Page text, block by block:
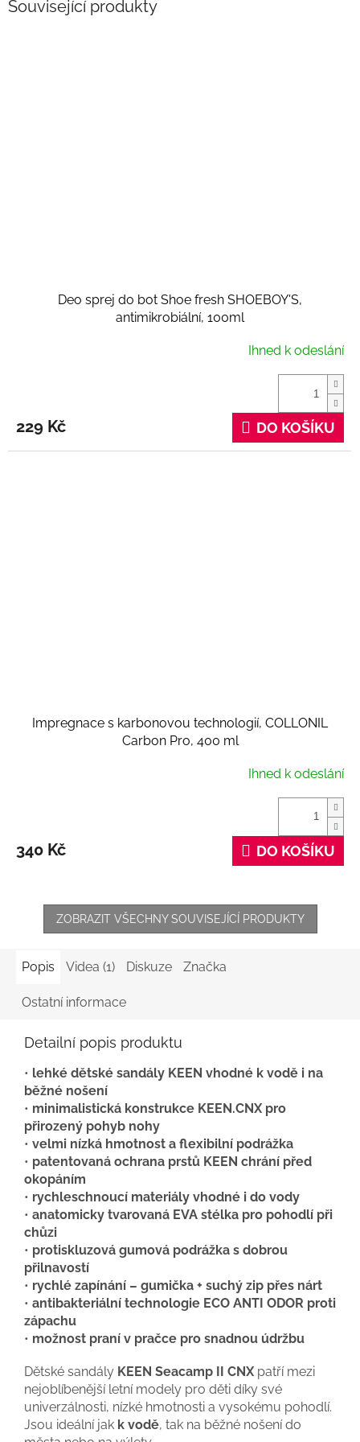
Související produkty
Deo sprej do bot Shoe fresh SHOEBOY'S,
antimikrobiální, 100ml
Ihned k odeslání
229 Kč DO KOŠÍKU
Impregnace s karbonovou technologií, COLLONIL
Carbon Pro, 400 ml
Ihned k odeslání
340 Kč DO KOŠÍKU
ZOBRAZIT VŠECHNY SOUVISEJÍCÍ PRODUKTY
Popis Videa (1) Diskuze Značka
Ostatní informace
Detailní popis produktu
• lehké dětské sandály KEEN vhodné k vodě i na
běžné nošení
• minimalistická konstrukce KEEN.CNX pro
přirozený pohyb nohy
• velmi nízká hmotnost a flexibilní podrážka
• patentovaná ochrana prstů KEEN chrání před
okopáním
• rychleschnoucí materiály vhodné i do vody
• anatomicky tvarovaná EVA stélka pro pohodlí při
chůzi
• protiskluzová gumová podrážka s dobrou
přilnavostí
• rychlé zapínání – gumička + suchý zip přes nárt
• antibakteriální technologie ECO ANTI ODOR proti
zápachu
• možnost praní v pračce pro snadnou údržbu
Dětské sandály KEEN Seacamp II CNX patří mezi
nejoblíbenější letní modely pro děti díky své
univerzálnosti, nízké hmotnosti a vysokému pohodlí.
Jsou ideální jak k vodě, tak na běžné nošení do